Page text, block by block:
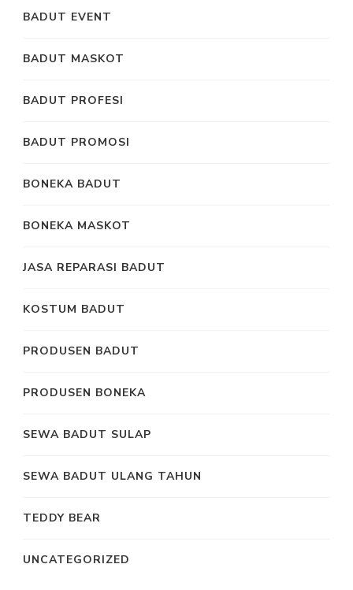
BADUT EVENT
BADUT MASKOT
BADUT PROFESI
BADUT PROMOSI
BONEKA BADUT
BONEKA MASKOT
JASA REPARASI BADUT
KOSTUM BADUT
PRODUSEN BADUT
PRODUSEN BONEKA
SEWA BADUT SULAP
SEWA BADUT ULANG TAHUN
TEDDY BEAR
UNCATEGORIZED